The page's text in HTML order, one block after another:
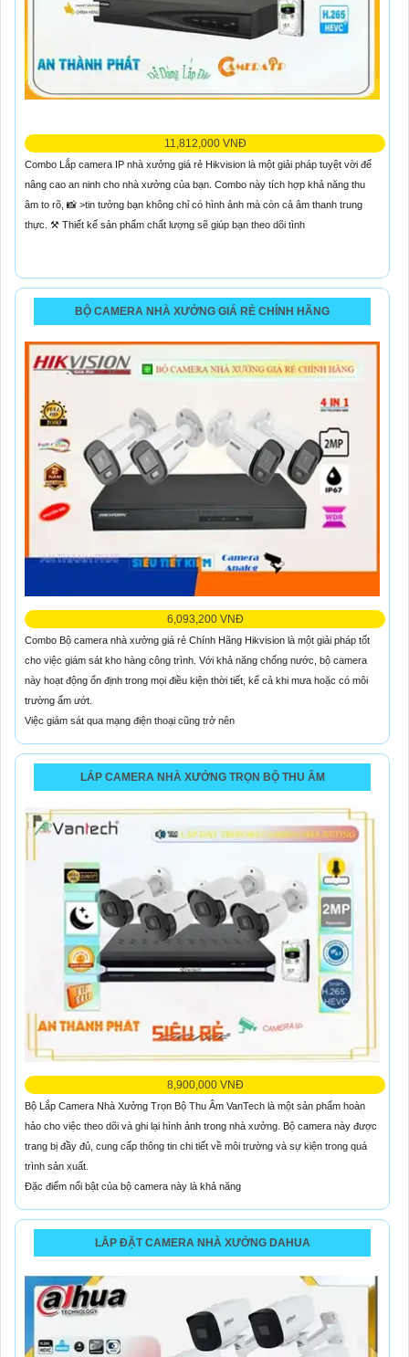
11,812,000 VNĐ
Combo Lắp camera IP nhà xưởng giá rẻ Hikvision là một giải pháp tuyệt vời để
nâng cao an ninh cho nhà xưởng của bạn. Combo này tích hợp khả năng thu
âm to rõ, 📸 >tin tưởng bạn không chỉ có hình ảnh mà còn cả âm thanh trung
thực. ⚒ Thiết kế sản phẩm chất lượng sẽ giúp bạn theo dõi tình
BỘ CAMERA NHÀ XƯỞNG GIÁ RẺ CHÍNH HÃNG
6,093,200 VNĐ
Combo Bộ camera nhà xưởng giá rẻ Chính Hãng Hikvision là một giải pháp tốt
cho việc giám sát kho hàng công trình. Với khả năng chống nước, bộ camera
này hoạt động ổn định trong mọi điều kiện thời tiết, kể cả khi mưa hoặc có môi
trường ẩm ướt.
Việc giám sát qua mạng điện thoại cũng trở nên
LẮP CAMERA NHÀ XƯỞNG TRỌN BỘ THU ÂM
8,900,000 VNĐ
Bộ Lắp Camera Nhà Xưởng Trọn Bộ Thu Âm VanTech là một sản phẩm hoàn
hảo cho việc theo dõi và ghi lại hình ảnh trong nhà xưởng. Bộ camera này được
trang bị đầy đủ, cung cấp thông tin chi tiết về môi trường và sự kiện trong quá
trình sản xuất.
Đặc điểm nổi bật của bộ camera này là khả năng
LẮP ĐẶT CAMERA NHÀ XƯỞNG DAHUA